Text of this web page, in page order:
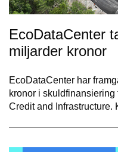
EcoDataCenter
miljarder kronor
EcoDataCenter har
kronor i
Credit and Infrastructure.